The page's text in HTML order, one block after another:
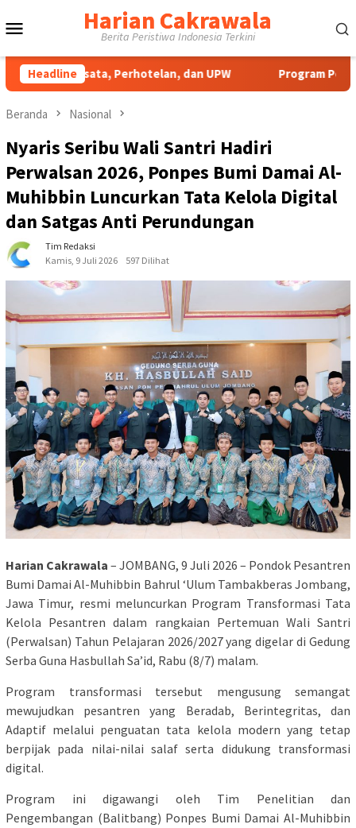
ke
Harian Cakrawala
Berita Peristiwa Indonesia Terkini
Headline
Perhotelan, dan UPW Program Pengabdian UNP
Beranda Nasional
Nyaris Seribu Wali Santri Hadiri
Perwalsan 2026, Ponpes Bumi Damai Al-
Muhibbin Luncurkan Tata Kelola Digital
dan Satgas Anti Perundungan
Tim Redaksi
Kamis, 9 Juli 2026
597 Dilihat
Harian Cakrawala – JOMBANG, 9 Juli 2026 – Pondok Pesantren
Bumi Damai Al-Muhibbin Bahrul ‘Ulum Tambakberas Jombang,
Jawa Timur, resmi meluncurkan Program Transformasi Tata
Kelola Pesantren dalam rangkaian Pertemuan Wali Santri
(Perwalsan) Tahun Pelajaran 2026/2027 yang digelar di Gedung
Serba Guna Hasbullah Sa’id, Rabu (8/7) malam.
Program transformasi tersebut mengusung semangat
mewujudkan pesantren yang Beradab, Berintegritas, dan
Adaptif melalui penguatan tata kelola modern yang tetap
berpijak pada nilai-nilai salaf serta didukung transformasi
digital.
Program ini digawangi oleh Tim Penelitian dan
Pengembangan (Balitbang) Ponpes Bumi Damai Al-Muhibbin